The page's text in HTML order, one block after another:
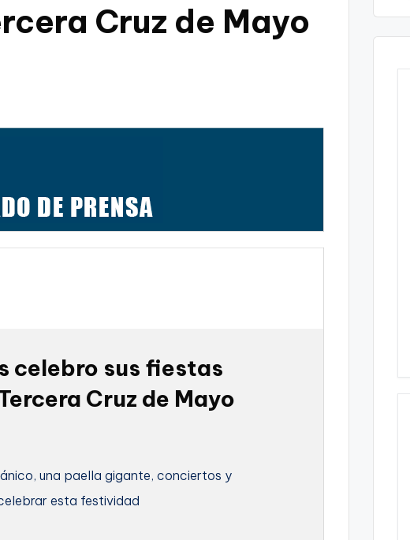
Cruz de Mayo
celebro sus fiestas
Cruz de Mayo
una paella gigante, conciertos y
esta festividad